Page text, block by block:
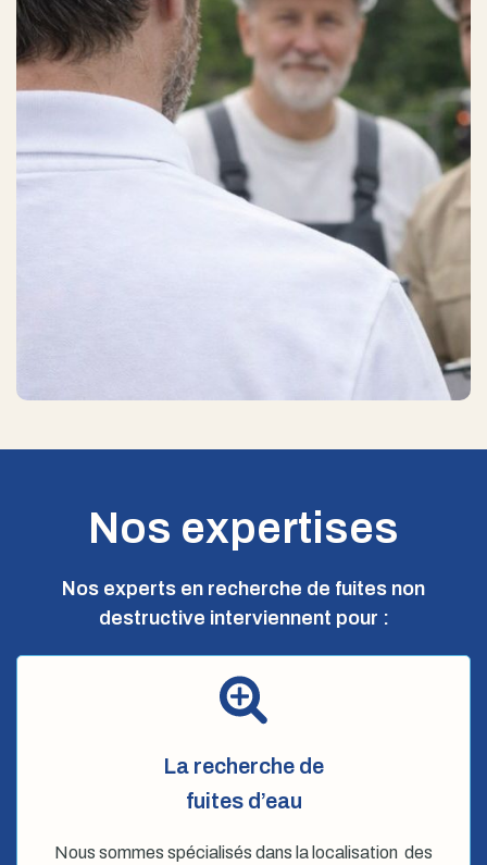
Nos expertises
Nos experts en recherche de fuites non
destructive interviennent pour :
La recherche de
fuites d’eau
Nous sommes spécialisés dans la localisation des